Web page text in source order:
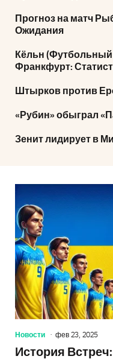
Прогноз на матч
Ожидания
Кёльн (Футбольный
Франкфурт:
Штырков против
«Рубин» обыграл
Зенит лидирует в
Новости фев 23, 2025
История